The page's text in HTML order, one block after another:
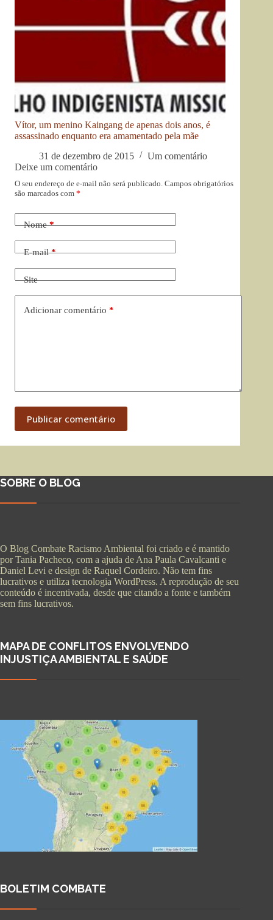
Vítor, um menino Kaingang de apenas dois anos, é
assassinado enquanto era amamentado pela mãe
31 de dezembro de 2015
Um comentário
Deixe um comentário
O seu endereço de e-mail não será publicado. Campos obrigatórios
são marcados com *
Nome*
E-mail*
Site
Adicionar comentário *
Publicar comentário
SOBRE O BLOG
O Blog Combate Racismo Ambiental foi criado e é mantido
por Tania Pacheco, com a ajuda de Ana Paula Cavalcanti e
Daniel Levi e design de Raquel Cordeiro. Não tem fins
lucrativos e utiliza tecnologia WordPress. A reprodução de seu
conteúdo é incentivada, desde que citando a fonte e também
sem fins lucrativos.
MAPA DE CONFLITOS ENVOLVENDO
INJUSTIÇA AMBIENTAL E SAÚDE
BOLETIM COMBATE